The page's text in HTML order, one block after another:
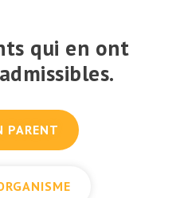
qui en ont
PARENT